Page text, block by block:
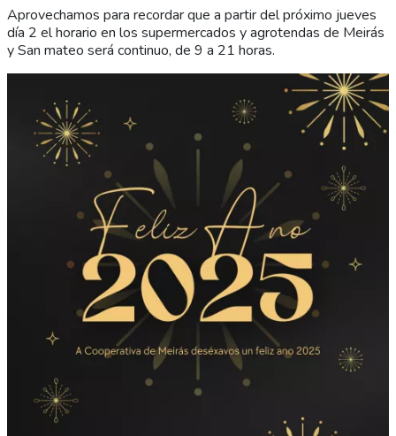
Aprovechamos para recordar que a partir del próximo jueves
día 2 el horario en los supermercados y agrotendas de Meirás
y San mateo será continuo, de 9 a 21 horas.